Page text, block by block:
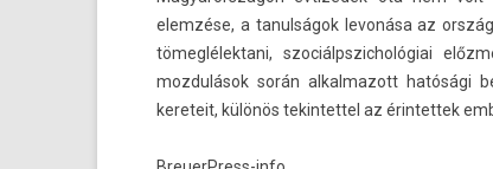
elemzése, a tanul­ságok levonása az
tömeg­lélek­tani, szociálpszic­hológiai
mozdulások során al­kal­mazott hatósági
kereteit, különös tekin­tettel az érin­tettek